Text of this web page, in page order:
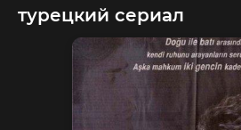
турецкий сериал